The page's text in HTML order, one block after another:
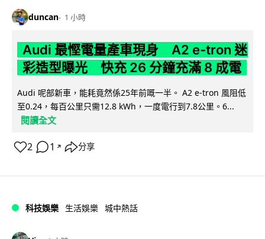
duncan 1 小時
Audi 最慳電量產車現身 A2 e-tron 迷
彩造型曝光 快充 26 分鐘充滿 8 成電
Audi 呢部新車，能耗竟然係25年前嘅一半。 A2 e-tron 風阻低
至0.24，每百公里只需12.8 kWh，一度電行到7.8公里。6...
閱讀全文
2 1 ↗ 分享
科技娛樂 生活娛樂 城中熱話